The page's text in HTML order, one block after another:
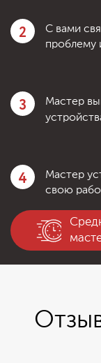
2
С вами
проблему
3
Мастер
4
Мастер
свою